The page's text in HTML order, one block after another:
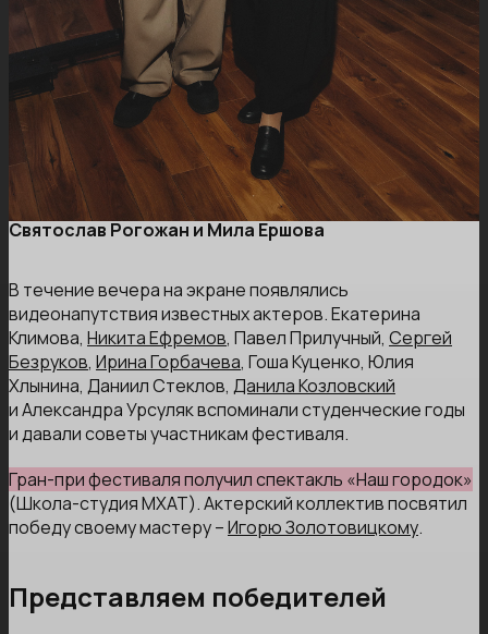
Святослав Рогожан и Мила Ершова
В течение вечера на экране появлялись
видеонапутствия известных актеров. Екатерина
Климова, Никита Ефремов, Павел Прилучный, Сергей
Безруков, Ирина Горбачева, Гоша Куценко, Юлия
Хлынина, Даниил Стеклов, Данила Козловский
и Александра Урсуляк вспоминали студенческие годы
и давали советы участникам фестиваля.
Гран-при фестиваля получил спектакль «Наш городок»
(Школа-студия МХАТ). Актерский коллектив посвятил
победу своему мастеру –Игорю Золотовицкому.
Представляем победителей